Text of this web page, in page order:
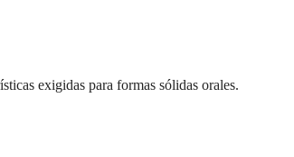
exigidas para formas sólidas orales.